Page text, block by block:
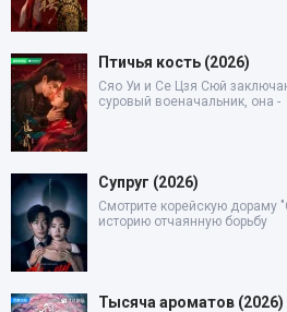
Птичья кость (2026)
Сяо Уи и Се Цзя Сюй
суровый военачальник, она -
Супруг (2026)
Смотрите корейскую дораму
историю отчаянную борьбу
Тысяча ароматов (2026)